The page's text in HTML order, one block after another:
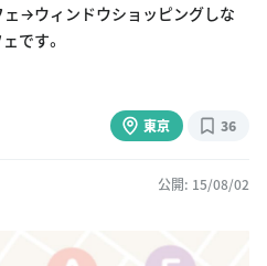
→ウィンドウショッピングしな
です。
東京 36
公開: 15/08/02